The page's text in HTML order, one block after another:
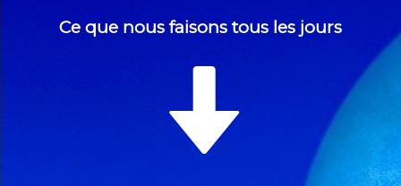
Ce que nous faisons tous les jours